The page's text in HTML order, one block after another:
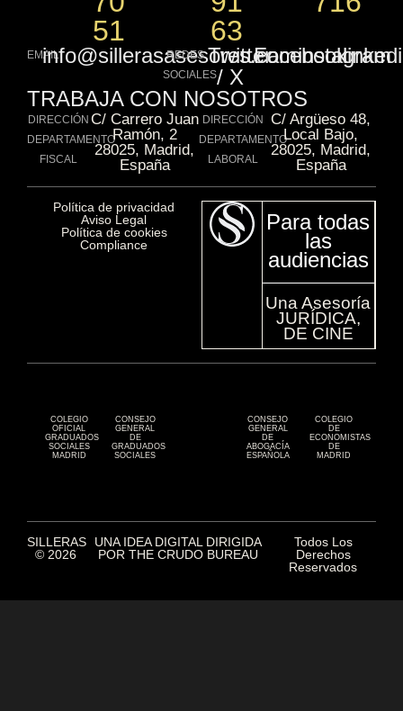
51
63
EMAILinfo@sillerasasesores.com
REDES
SOCIALES
Twitter
/ X
Facebook
instagram
TRABAJA CON NOSOTROS
DIRECCIÓN
DEPARTAMENTO
FISCAL
C/ Carrero Juan
Ramón, 2
28025, Madrid,
España
DIRECCIÓN
DEPARTAMENTO
LABORAL
C/ Argüeso 48,
Local Bajo,
28025, Madrid,
España
Política de privacidad​
Aviso Legal​
Política de cookies​
Compliance​
Para todas
las
audiencias
Una Asesoría
JURÍDICA,
DE CINE
COLEGIO
OFICIAL
GRADUADOS
SOCIALES
MADRID
CONSEJO
GENERAL
DE
GRADUADOS
SOCIALES
CONSEJO
GENERAL
DE
ABOGACÍA
ESPAÑOLA
COLEGIO
DE
ECONOMISTAS
DE
MADRID
SILLERAS
© 2026
UNA IDEA DIGITAL DIRIGIDA
POR THE CRUDO BUREAU
Todos Los
Derechos
Reservados